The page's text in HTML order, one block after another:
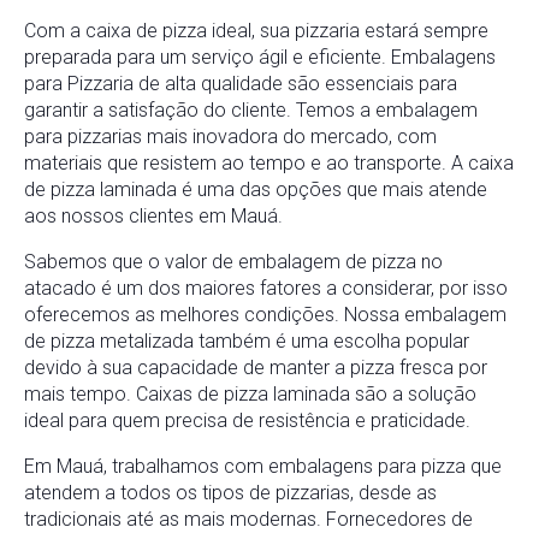
Com a caixa de pizza ideal, sua pizzaria estará sempre
preparada para um serviço ágil e eficiente. Embalagens
para Pizzaria de alta qualidade são essenciais para
garantir a satisfação do cliente. Temos a embalagem
para pizzarias mais inovadora do mercado, com
materiais que resistem ao tempo e ao transporte. A caixa
de pizza laminada é uma das opções que mais atende
aos nossos clientes em Mauá.
Sabemos que o valor de embalagem de pizza no
atacado é um dos maiores fatores a considerar, por isso
oferecemos as melhores condições. Nossa embalagem
de pizza metalizada também é uma escolha popular
devido à sua capacidade de manter a pizza fresca por
mais tempo. Caixas de pizza laminada são a solução
ideal para quem precisa de resistência e praticidade.
Em Mauá, trabalhamos com embalagens para pizza que
atendem a todos os tipos de pizzarias, desde as
tradicionais até as mais modernas. Fornecedores de